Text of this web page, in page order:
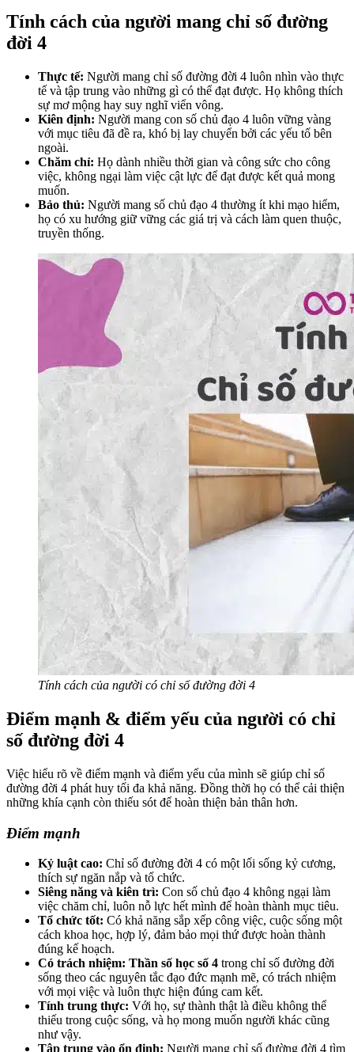
Tính cách của người mang chỉ số đường
đời 4
Thực tế: Người mang chỉ số đường đời 4 luôn nhìn vào thực
tế và tập trung vào những gì có thể đạt được. Họ không thích
sự mơ mộng hay suy nghĩ viển vông.
Kiên định: Người mang con số chủ đạo 4 luôn vững vàng
với mục tiêu đã đề ra, khó bị lay chuyển bởi các yếu tố bên
ngoài.
Chăm chỉ: Họ dành nhiều thời gian và công sức cho công
việc, không ngại làm việc cật lực để đạt được kết quả mong
muốn.
Bảo thủ: Người mang số chủ đạo 4 thường ít khi mạo hiểm,
họ có xu hướng giữ vững các giá trị và cách làm quen thuộc,
truyền thống.
Tính cách của người có chỉ số đường đời 4
Điểm mạnh & điểm yếu của người có chỉ
số đường đời 4
Việc hiểu rõ về điểm mạnh và điểm yếu của mình sẽ giúp chỉ số
đường đời 4 phát huy tối đa khả năng. Đồng thời họ có thể cải thiện
những khía cạnh còn thiếu sót để hoàn thiện bản thân hơn.
Điểm mạnh
Kỷ luật cao: Chỉ số đường đời 4 có một lối sống kỷ cương,
thích sự ngăn nắp và tổ chức.
Siêng năng và kiên trì: Con số chủ đạo 4 không ngại làm
việc chăm chỉ, luôn nỗ lực hết mình để hoàn thành mục tiêu.
Tổ chức tốt: Có khả năng sắp xếp công việc, cuộc sống một
cách khoa học, hợp lý, đảm bảo mọi thứ được hoàn thành
đúng kế hoạch.
Có trách nhiệm: Thần số học số 4 trong chỉ số đường đời
sống theo các nguyên tắc đạo đức mạnh mẽ, có trách nhiệm
với mọi việc và luôn thực hiện đúng cam kết.
Tính trung thực: Với họ, sự thành thật là điều không thể
thiếu trong cuộc sống, và họ mong muốn người khác cũng
như vậy.
Tập trung vào ổn định: Người mang chỉ số đường đời 4 tìm